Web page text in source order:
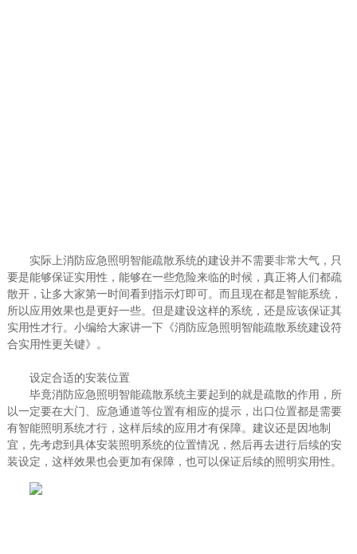
实际上消防应急照明智能疏散系统的建设并不需要非常大气，只
要是能够保证实用性，能够在一些危险来临的时候，真正将人们都疏
散开，让多大家第一时间看到指示灯即可。而且现在都是智能系统，
所以应用效果也是更好一些。但是建设这样的系统，还是应该保证其
实用性才行。小编给大家讲一下《消防应急照明智能疏散系统建设符
合实用性更关键》。
设定合适的安装位置
毕竟消防应急照明智能疏散系统主要起到的就是疏散的作用，所
以一定要在大门、应急通道等位置有相应的提示，出口位置都是需要
有智能照明系统才行，这样后续的应用才有保障。建议还是因地制
宜，先考虑到具体安装照明系统的位置情况，然后再去进行后续的安
装设定，这样效果也会更加有保障，也可以保证后续的照明实用性。